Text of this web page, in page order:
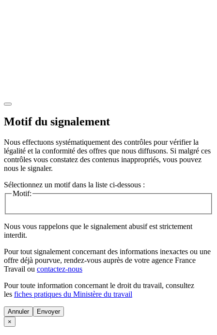
Motif du signalement
Nous effectuons systématiquement des contrôles pour vérifier la
légalité et la conformité des offres que nous diffusons. Si malgré ces
contrôles vous constatez des contenus inappropriés, vous pouvez
nous le signaler.
Sélectionnez un motif dans la liste ci-dessous :
Motif:
Nous vous rappelons que le signalement abusif est strictement
interdit.
Pour tout signalement concernant des informations inexactes ou une
offre déjà pourvue, rendez-vous auprès de votre agence France
Travail ou contactez-nous
Pour toute information concernant le droit du travail, consultez
les fiches pratiques du Ministère du travail
Annuler
×